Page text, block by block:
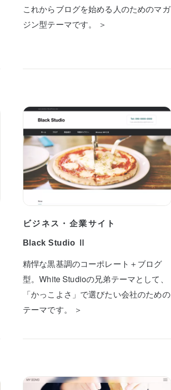
これからブログを始める人のためのマガ
ジン型テーマです。 ＞
ビジネス・企業サイト
Black Studio Ⅱ
精悍な黒基調のコーポレート＋ブログ
型。White Studioの兄弟テーマとして、
「かっこよさ」で選びたい会社のための
テーマです。 ＞